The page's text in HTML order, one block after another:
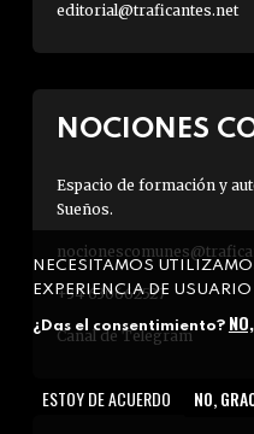
editorial@traficantes.net
NOCIONES
Espacio de formación y
Sueños.
+34 630662527
Canal de Telegram
NECESITAMOS
EXPERIENCIA DE USUARIO
¿Das el consentimiento?
ESTOY DE ACUERDO NO,